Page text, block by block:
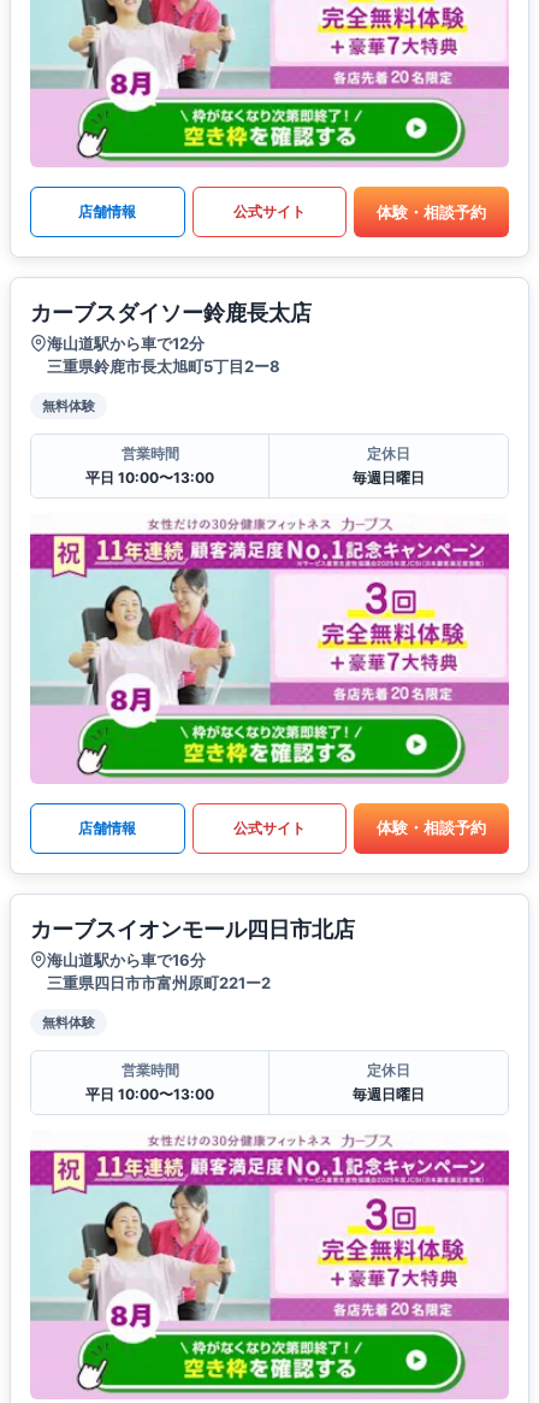
店舗情報 公式サイト 体験・相談予約
カーブスダイソー鈴鹿長太店
海山道駅から車で12分
三重県鈴鹿市長太旭町5丁目2ー8
無料体験
営業時間
平日 10:00〜13:00
定休日
毎週日曜日
店舗情報 公式サイト 体験・相談予約
カーブスイオンモール四日市北店
海山道駅から車で16分
三重県四日市市富州原町221ー2
無料体験
営業時間
平日 10:00〜13:00
定休日
毎週日曜日